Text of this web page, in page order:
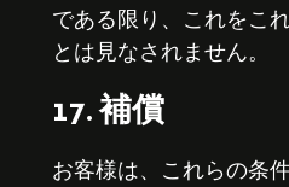
である限り、これをこ
とは見なされません。
17. 補償
お客様は、これらの条